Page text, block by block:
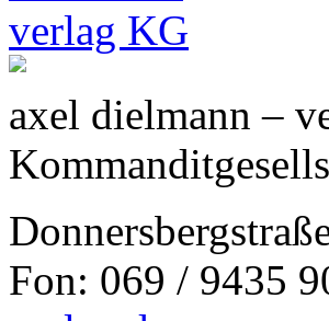
axel dielmann –
Fon: 069 / 9435